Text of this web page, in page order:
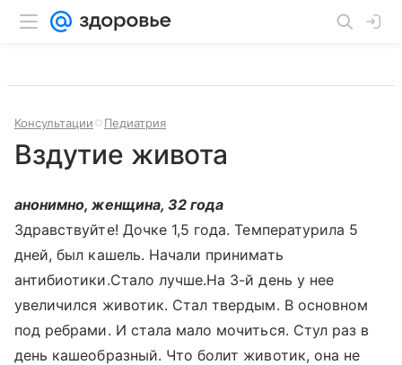
Консультации Педиатрия
Вздутие живота
анонимно, женщина, 32 года
Здравствуйте! Дочке 1,5 года. Температурила 5
дней, был кашель. Начали принимать
антибиотики.Стало лучше.На 3-й день у нее
увеличился животик. Стал твердым. В основном
под ребрами. И стала мало мочиться. Стул раз в
день кашеобразный. Что болит животик, она не